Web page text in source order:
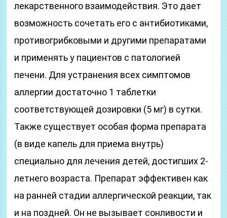
лекарственного взаимодействия. Это дает
возможность сочетать его с антибиотиками,
противогрибковыми и другими препаратами
и применять у пациентов с патологией
печени. Для устранения всех симптомов
аллергии достаточно 1 таблетки
соответствующей дозировки (5 мг) в сутки.
Также существует особая форма препарата
(в виде капель для приема внутрь)
специально для лечения детей, достигших 2-
летнего возраста. Препарат эффективен как
на ранней стадии аллергической реакции, так
и на поздней. Он не вызывает сонливости и